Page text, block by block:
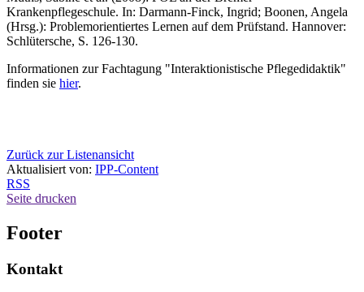
Krankenpflegeschule. In: Darmann-Finck, Ingrid; Boonen, Angela
(Hrsg.): Problemorientiertes Lernen auf dem Prüfstand. Hannover:
Schlütersche, S. 126-130.
Informationen zur Fachtagung "Interaktionistische Pflegedidaktik"
finden sie hier.
Zurück zur Listenansicht
Aktualisiert von: IPP-Content
RSS
Seite drucken
Footer
Kontakt